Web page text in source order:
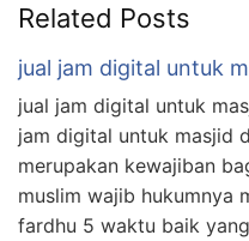
Related Posts
jual jam digital untuk
jual jam digital untuk
jam digital untuk masjid
merupakan kewajiban
muslim wajib hukumnya
fardhu 5 waktu baik